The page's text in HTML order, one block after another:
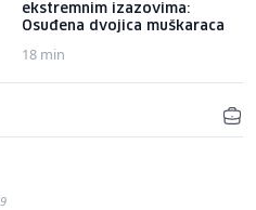
ekstremnim izazovima:
Osuđena dvojica muškaraca
18 min